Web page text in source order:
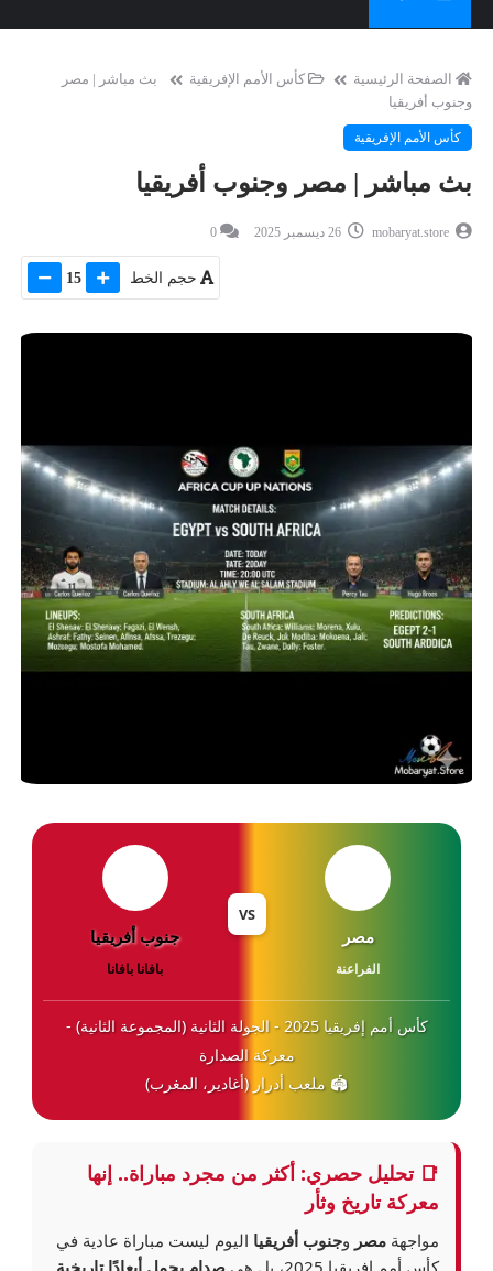
الصفحة الرئيسية كأس الأمم الإفريقية
بث مباشر | مصر
وجنوب أفريقيا
كأس الأمم الإفريقية
بث مباشر | مصر وجنوب أفريقيا
mobaryat.store
0
حجم الخط 15
مصر
الفراعنة
VS
جنوب أفريقيا
بافانا بافانا
كأس أمم إفريقيا 2025 - الجولة الثانية (المجموعة الثانية) -
معركة الصدارة
🏟️ ملعب أدرار (أغادير، المغرب)
📑 تحليل حصري: أكثر من مجرد مباراة.. إنها
معركة تاريخ وثأر
مواجهة مصر وجنوب أفريقيا اليوم ليست مباراة عادية في